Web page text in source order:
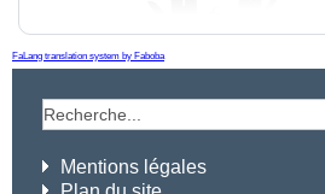
FaLang translation system by Faboba
Mentions légales